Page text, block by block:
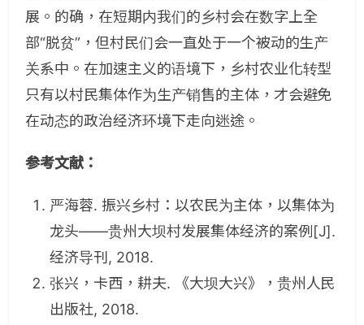
展。的确，在短期内我们的乡村会在数字上全
部“脱贫”，但村民们会一直处于一个被动的生产
关系中。在加速主义的语境下，乡村农业化转型
只有以村民集体作为生产销售的主体，才会避免
在动态的政治经济环境下走向迷途。
参考文献：
严海蓉. 振兴乡村：以农民为主体，以集体为
龙头——贵州大坝村发展集体经济的案例[J].
经济导刊, 2018.
张兴，卡西，耕夫. 《大坝大兴》，贵州人民
出版社, 2018.